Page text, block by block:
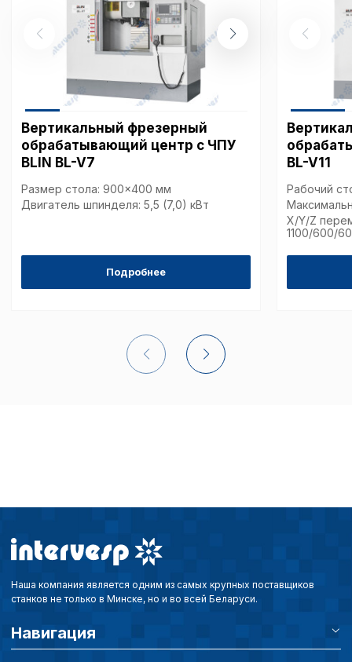
Вертикальный фрезерный
обрабатывающий центр с ЧПУ
BLIN BL-V7
Размер стола: 900×400 мм
Двигатель шпинделя: 5,5 (7,0) кВт
Подробнее
BL-V11
Рабочий
X/Y/Z
1100/600/
Наша компания является одним из самых крупных поставщиков
станков не только в Минске, но и во всей Беларуси.
Навигация